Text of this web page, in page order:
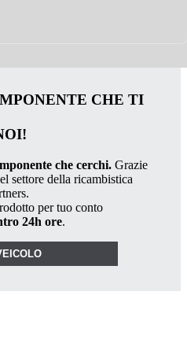
CHE TI
che cerchi. Grazie
settore della ricambistica
per tuo conto
24h ore.